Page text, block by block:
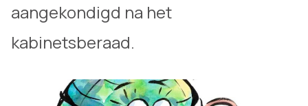
aangekondigd na het
kabinetsberaad.